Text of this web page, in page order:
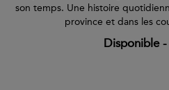
son temps. Une histoire
province et dans les
Disponible-